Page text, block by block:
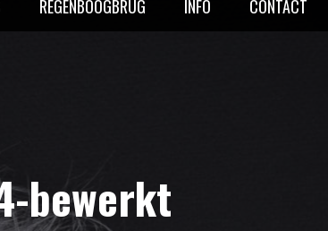
REGENBOOGBRUG INFO CONTACT
bewerkt